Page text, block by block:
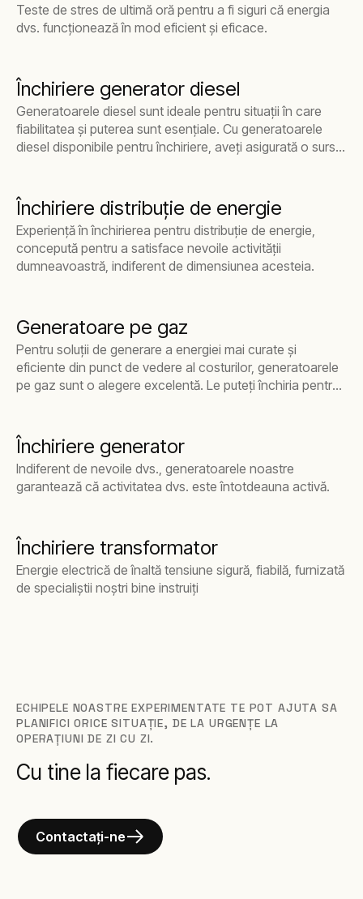
Teste de stres de ultimă oră pentru a fi siguri că energia
dvs. funcţionează în mod eficient şi eficace.
Închiriere generator diesel
Generatoarele diesel sunt ideale pentru situații în care
fiabilitatea și puterea sunt esențiale. Cu generatoarele
diesel disponibile pentru închiriere, aveți asigurată o sursă
Închiriere distribuție de energie
Experiență în închirierea pentru distribuție de energie,
concepută pentru a satisface nevoile activității
dumneavoastră, indiferent de dimensiunea acesteia.
Generatoare pe gaz
Pentru soluții de generare a energiei mai curate și
eficiente din punct de vedere al costurilor, generatoarele
pe gaz sunt o alegere excelentă. Le puteți închiria pentru
Închiriere generator
Indiferent de nevoile dvs., generatoarele noastre
garantează că activitatea dvs. este întotdeauna activă.
Închiriere transformator
Energie electrică de înaltă tensiune sigură, fiabilă, furnizată
de specialiștii noștri bine instruiți
ECHIPELE NOASTRE EXPERIMENTATE TE POT AJUTA SA
PLANIFICI ORICE SITUAȚIE, DE LA URGENȚE LA
OPERAȚIUNI DE ZI CU ZI.
Cu tine la fiecare pas.
Contactați-ne